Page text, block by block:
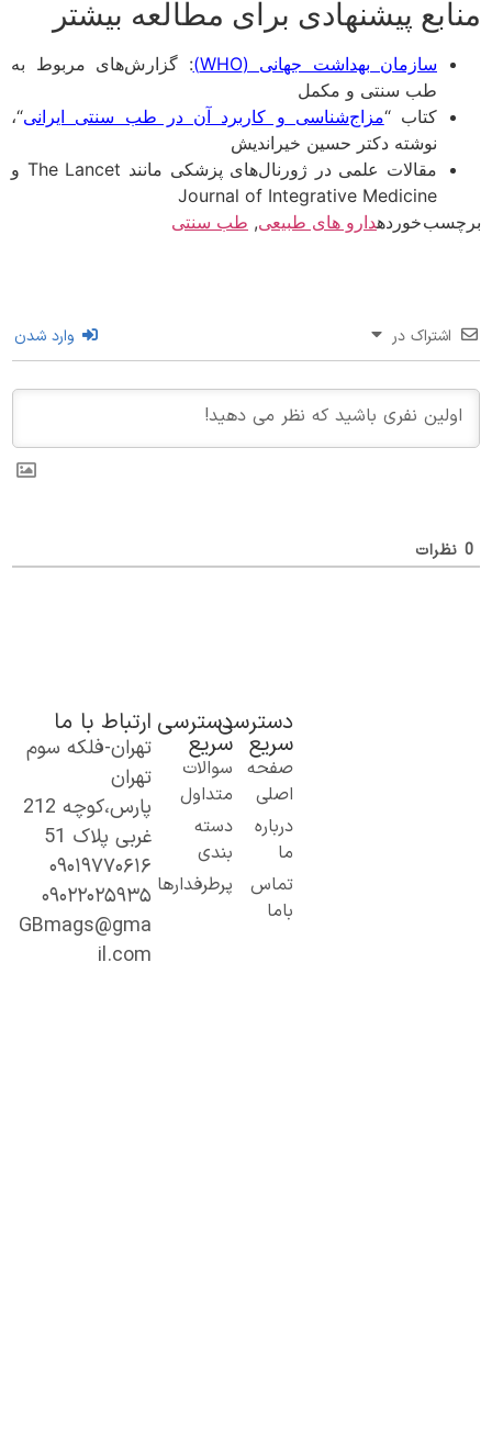
پیشنهادی برای مطالعه بیشتر
سازمان بهداشت جهانی (WHO)
: گزارش‌های مربوط به
طب سنتی و مکمل
کتاب “مزاج‌شناسی و کاربرد آن در طب سنتی ایرانی“،
نوشته دکتر حسین خیراندیش
مقالات علمی در ژورنال‌های پزشکی مانند The Lancet و
Journal of Integrative Medicine
خوردهدارو های طبیعی,طب سنتی
اشتراک در وارد شدن
دسترسی
سریع
صفحه
اصلی
درباره
تماس
دسترسی
سریع
سوالات
متداول
دسته
بندی
پرطرفدارها
ارتباط با ما
تهران-فلکه سوم
تهران
پارس،کوچه 212
غربی پلاک 51
۰۹۰۱۹۷۷۰۶۱۶
۰۹۰۲۲۰۲۵۹۳۵
GBmags@gma
il.com